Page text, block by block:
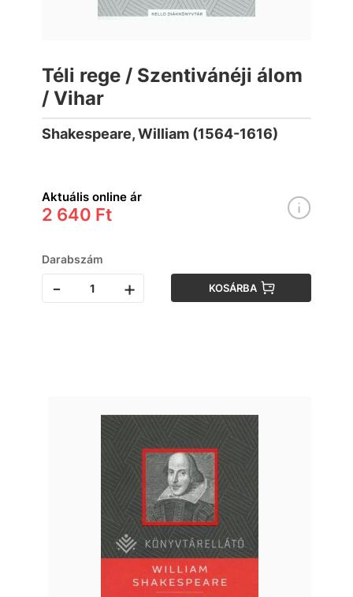
Téli rege / Szentivánéji álom
/ Vihar
Shakespeare, William (1564-1616)
Aktuális online ár
2 640 Ft
Darabszám
- + KOSÁRBA